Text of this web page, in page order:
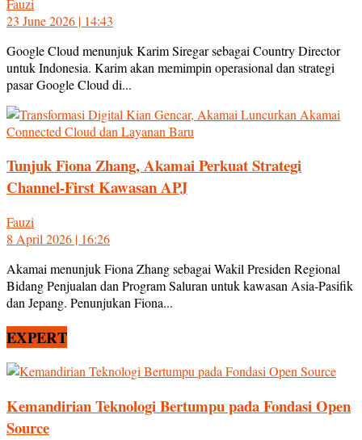
23 June 2026 | 14:43
Google Cloud menunjuk Karim Siregar sebagai Country Director
untuk Indonesia. Karim akan memimpin operasional dan strategi
pasar Google Cloud di...
Tunjuk Fiona Zhang, Akamai Perkuat Strategi
Channel-First Kawasan APJ
Fauzi
8 April 2026 | 16:26
Akamai menunjuk Fiona Zhang sebagai Wakil Presiden Regional
Bidang Penjualan dan Program Saluran untuk kawasan Asia-Pasifik
dan Jepang. Penunjukan Fiona...
EXPERT
Kemandirian Teknologi Bertumpu pada Fondasi Open
Source